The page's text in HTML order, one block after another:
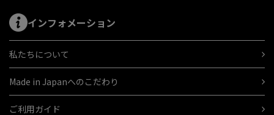
インフォメーション
私たちについて
Made in Japanへのこだわり
ご利用ガイド